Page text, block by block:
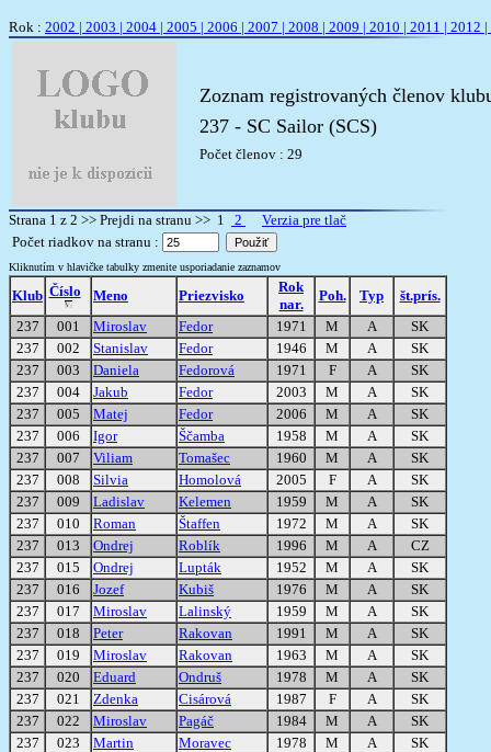
Rok : 2002 | 2003 | 2004 | 2005 | 2006 | 2007 | 2008 | 2009 | 2010 | 2011 | 2012 |
Zoznam registrovaných členov
237 - SC Sailor (SCS)
Počet členov : 29
Strana 1 z 2 >> Prejdi na stranu >> 1 2
Verzia pre tlač
Počet riadkov na stranu :
Kliknutím v hlavičke tabulky zmenite usporiadanie zaznamov
Klub Číslo Meno Priezvisko
Rok
nar.
Poh. Typ
št.prís.
237
001 Miroslav Fedor 1971 M A
SK
237
002 Stanislav Fedor 1946 M A
SK
237
003 Daniela Fedorová 1971 F A
SK
237
004 Jakub Fedor 2003 M A
SK
237
005 Matej Fedor 2006 M A
SK
237
006 Igor Ščamba 1958 M A
SK
237
007 Viliam Tomašec 1960 M A
SK
237
008 Silvia Homolová 2005 F A
SK
237
009 Ladislav Kelemen 1959 M A
SK
237
010 Roman Štaffen 1972 M A
SK
237
013 Ondrej Roblík 1996 M A
CZ
237
015 Ondrej Lupták 1952 M A
SK
237
016 Jozef Kubiš 1976 M A
SK
237
017 Miroslav Lalinský 1959 M A
SK
237
018 Peter Rakovan 1991 M A
SK
237
019 Miroslav Rakovan 1963 M A
SK
237
020 Eduard Ondruš 1978 M A
SK
237
021 Zdenka Cisárová 1987 F A
SK
237
022 Miroslav Pagáč 1984 M A
SK
237
023 Martin Moravec 1978 M A
SK